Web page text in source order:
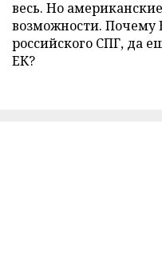
весь. Но
возможности. Почему
российского СПГ, да
ЕК?